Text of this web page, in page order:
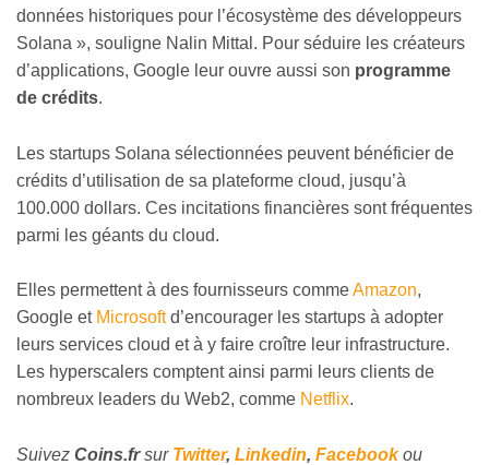
données historiques pour l’écosystème des développeurs
Solana », souligne Nalin Mittal. Pour séduire les créateurs
d’applications, Google leur ouvre aussi son programme
de crédits.
Les startups Solana sélectionnées peuvent bénéficier de
crédits d’utilisation de sa plateforme cloud, jusqu’à
100.000 dollars. Ces incitations financières sont fréquentes
parmi les géants du cloud.
Elles permettent à des fournisseurs commeAmazon,
Google et Microsoftd’encourager les startups à adopter
leurs services cloud et à y faire croître leur infrastructure.
Les hyperscalers comptent ainsi parmi leurs clients de
nombreux leaders du Web2, comme Netflix.
Suivez Coins.frsur Twitter, Linkedin, Facebookou